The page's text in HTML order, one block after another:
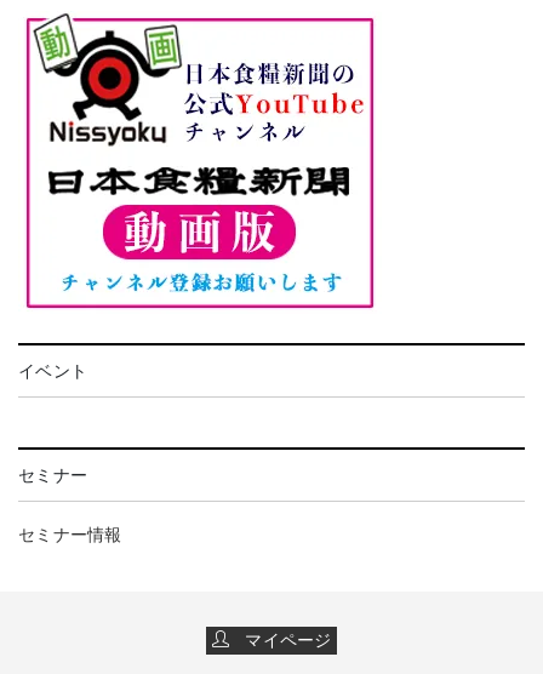
イベント
セミナー
セミナー情報
マイページ